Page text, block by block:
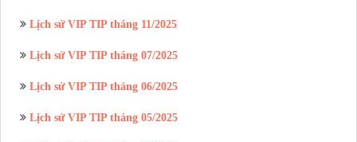
Lịch sử VIP TIP tháng 11/2025
Lịch sử VIP TIP tháng 07/2025
Lịch sử VIP TIP tháng 06/2025
Lịch sử VIP TIP tháng 05/2025